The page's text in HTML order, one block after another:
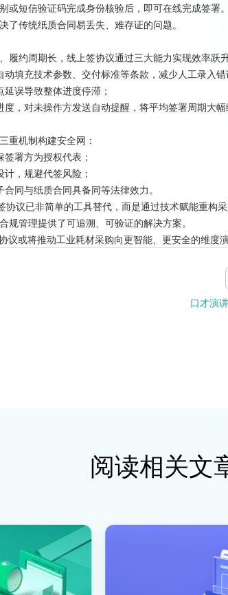
或短信验证码完成身份核验后，即可在线完成签署
传统纸质合同易丢失、难存证的问题。
约周期长，线上签协议通过三大能力实现效率跃
填充技术参数、交付标准等条款，减少人工录入错
误导致整体进度停滞；
，对未操作方发送自动提醒，将平均签署周期大幅
重机制构建安全网：
署方为授权代表；
，规避代签风险；
同与纸质合同具备同等法律效力。
协议已非简单的工具替代，而是通过技术赋能重构
管理提供了可追溯、可验证的解决方案。
或将推动工业耗材采购向更智能、更安全的维度演
口才演
阅读相关文